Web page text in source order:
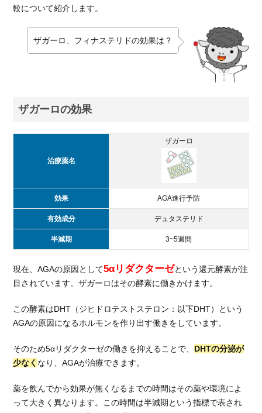
ポイ
ト：
ザガ
ーロ
が高
い！
2.
フ
リ
ド
料
金
つ
い
て
2.1.
ザガ
較について紹介します。
ザガーロ、フィナステリドの効果は？
ザガーロの効果
治療薬名
ザガーロ
効果 AGA進行予防
有効成分 デュタステリド
半減期 3~5週間
現在、AGAの原因として5αリダクターゼという還元酵素が注
目されています。ザガーロはその酵素に働きかけます。
この酵素はDHT（ジヒドロテストステロン：以下DHT）という
AGAの原因になるホルモンを作り出す働きをしています。
そのため5αリダクターゼの働きを抑えることで、 DHTの分泌が
少なく なり、AGAが治療できます。
薬を飲んでから効果が無くなるまでの時間はその薬や環境によ
って大きく異なります。この時間は半減期という指標で表され